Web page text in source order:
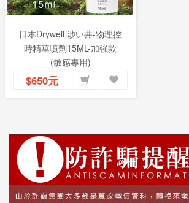
日本Drywell 涉い井-物理控
時精華噴劑15ML-加強款
(敏感專用)
$650元